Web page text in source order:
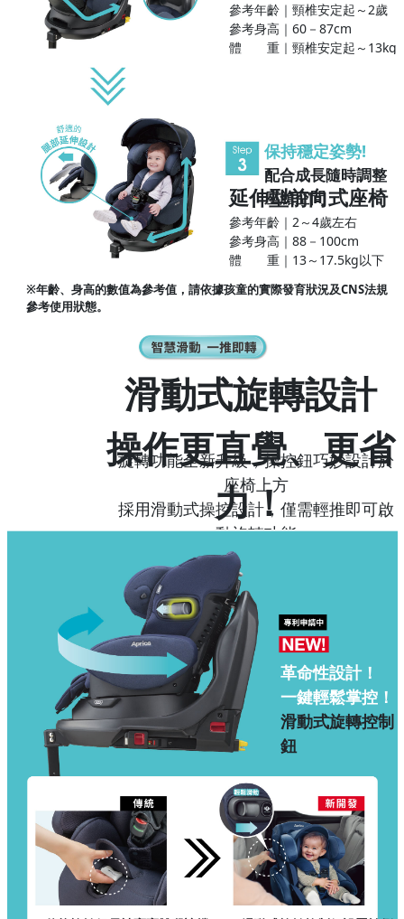
參考年齡｜頸椎安定起～2歲
參考身高｜60－87cm
體 重｜頸椎安定起～13kg
保持穩定姿勢!
配合成長隨時調整
座艙空間
延伸型前向式座椅
參考年齡｜2～4歲左右
參考身高｜88－100cm
體 重｜13～17.5kg以下
※年齡、身高的數值為參考值，請依據孩童的實際發育狀況及CNS法規
參考使用狀態。
滑動式旋轉設計
操作更直覺、更省
力！
旋轉功能全新升級，操控鈕巧妙設計於
座椅上方
採用滑動式操控設計，僅需輕推即可啟
動旋轉功能
實現360°無段式順暢旋轉，讓抱放寶寶
更加省力！
革命性設計！
一鍵輕鬆掌控！
滑動式旋轉控制
鈕